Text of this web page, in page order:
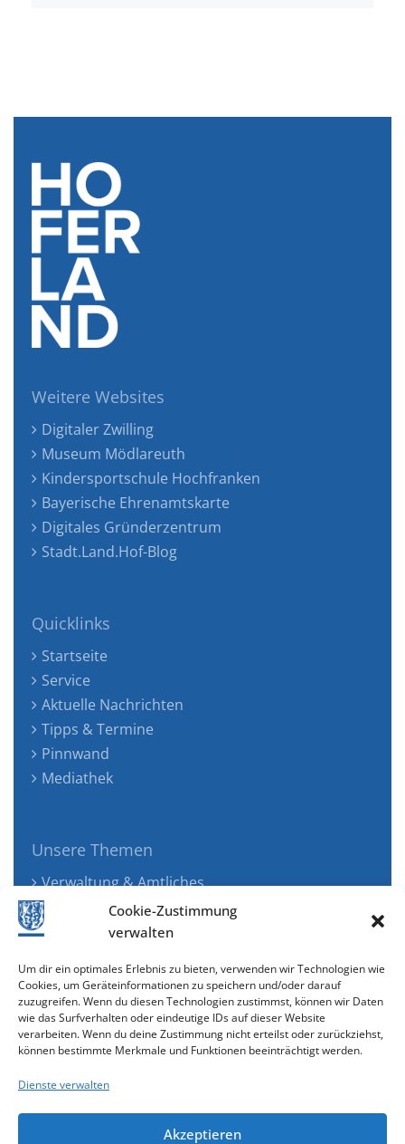
Cookie-Zustimmung
verwalten
Um dir ein optimales Erlebnis zu bieten, verwenden wir Technologien wie
Cookies, um Geräteinformationen zu speichern und/oder darauf
zuzugreifen. Wenn du diesen Technologien zustimmst, können wir Daten
wie das Surfverhalten oder eindeutige IDs auf dieser Website
verarbeiten. Wenn du deine Zustimmung nicht erteilst oder zurückziehst,
können bestimmte Merkmale und Funktionen beeinträchtigt werden.
Dienste verwalten
Akzeptieren
Weitere Websites
Digitaler Zwilling
Museum Mödlareuth
Kindersportschule Hochfranken
Bayerische Ehrenamtskarte
Digitales Gründerzentrum
Stadt.Land.Hof-Blog
Quicklinks
Startseite
Service
Aktuelle Nachrichten
Tipps & Termine
Pinnwand
Mediathek
Unsere Themen
Verwaltung & Amtliches
Jugend, Familie & Gesundheit
Tourismus, Freizeit & Ökologie
Wirtschaft & Verkehr
Senioren & Inklusion